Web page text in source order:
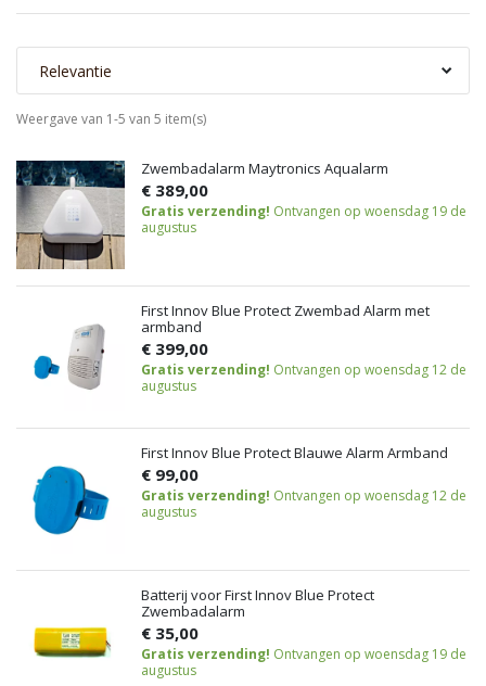
Relevantie
Weergave van 1-5 van 5 item(s)
Zwembadalarm Maytronics Aqualarm
€ 389,00
Gratis verzending! Ontvangen op woensdag 19 de
augustus
First Innov Blue Protect Zwembad Alarm met
armband
€ 399,00
Gratis verzending! Ontvangen op woensdag 12 de
augustus
First Innov Blue Protect Blauwe Alarm Armband
€ 99,00
Gratis verzending! Ontvangen op woensdag 12 de
augustus
Batterij voor First Innov Blue Protect
Zwembadalarm
€ 35,00
Gratis verzending! Ontvangen op woensdag 19 de
augustus